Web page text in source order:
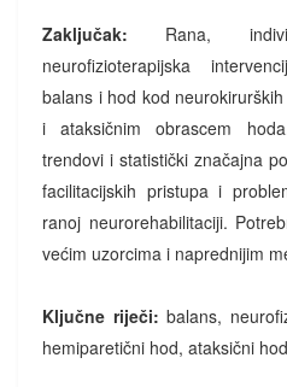
Zaključak: Rana,
neurofizioterapijska
balans i hod kod
i ataksičnim obrascem
trendovi i statistički značajna
facilitacijskih pristupa i
ranoj neurorehabilitaciji.
većim uzorcima i naprednijim
Ključne riječi:balans,
hemiparetični hod, ataksični hod